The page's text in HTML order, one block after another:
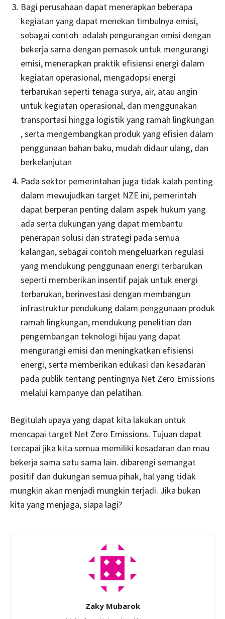
Bagi perusahaan dapat menerapkan beberapa
kegiatan yang dapat menekan timbulnya emisi,
sebagai contoh adalah pengurangan emisi dengan
bekerja sama dengan pemasok untuk mengurangi
emisi, menerapkan praktik efisiensi energi dalam
kegiatan operasional, mengadopsi energi
terbarukan seperti tenaga surya, air, atau angin
untuk kegiatan operasional, dan menggunakan
transportasi hingga logistik yang ramah lingkungan
, serta mengembangkan produk yang efisien dalam
penggunaan bahan baku, mudah didaur ulang, dan
berkelanjutan
Pada sektor pemerintahan juga tidak kalah penting
dalam mewujudkan target NZE ini, pemerintah
dapat berperan penting dalam aspek hukum yang
ada serta dukungan yang dapat membantu
penerapan solusi dan strategi pada semua
kalangan, sebagai contoh mengeluarkan regulasi
yang mendukung penggunaan energi terbarukan
seperti memberikan insentif pajak untuk energi
terbarukan, berinvestasi dengan membangun
infrastruktur pendukung dalam penggunaan produk
ramah lingkungan, mendukung penelitian dan
pengembangan teknologi hijau yang dapat
mengurangi emisi dan meningkatkan efisiensi
energi, serta memberikan edukasi dan kesadaran
pada publik tentang pentingnya Net Zero Emissions
melalui kampanye dan pelatihan.
Begitulah upaya yang dapat kita lakukan untuk
mencapai target Net Zero Emissions. Tujuan dapat
tercapai jika kita semua memiliki kesadaran dan mau
bekerja sama satu sama lain. dibarengi semangat
positif dan dukungan semua pihak, hal yang tidak
mungkin akan menjadi mungkin terjadi. Jika bukan
kita yang menjaga, siapa lagi?
Zaky Mubarok